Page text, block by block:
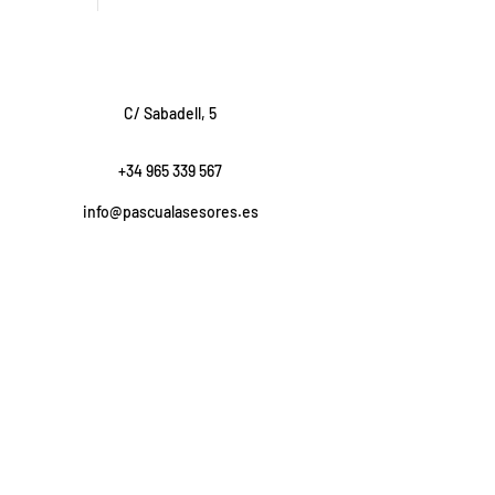
C/ Sabadell, 5
+34 965 339 567
info@pascualasesores.es